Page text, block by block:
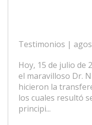
Testimonios |
Hoy, 15 de julio de
el maravilloso Dr.
hicieron la
los cuales resultó
principi...